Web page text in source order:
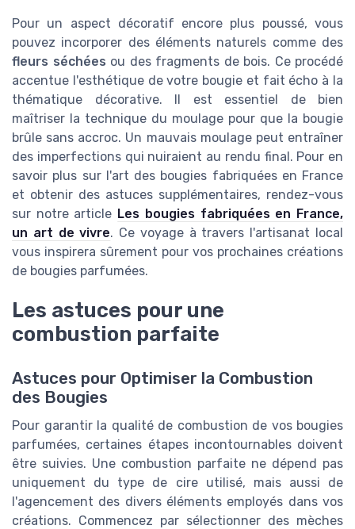
Pour un aspect décoratif encore plus poussé, vous
pouvez incorporer des éléments naturels comme des
fleurs séchées ou des fragments de bois. Ce procédé
accentue l'esthétique de votre bougie et fait écho à la
thématique décorative. Il est essentiel de bien
maîtriser la technique du moulage pour que la bougie
brûle sans accroc. Un mauvais moulage peut entraîner
des imperfections qui nuiraient au rendu final. Pour en
savoir plus sur l'art des bougies fabriquées en France
et obtenir des astuces supplémentaires, rendez-vous
sur notre article Les bougies fabriquées en France,
un art de vivre. Ce voyage à travers l'artisanat local
vous inspirera sûrement pour vos prochaines créations
de bougies parfumées.
Les astuces pour une
combustion parfaite
Astuces pour Optimiser la Combustion
des Bougies
Pour garantir la qualité de combustion de vos bougies
parfumées, certaines étapes incontournables doivent
être suivies. Une combustion parfaite ne dépend pas
uniquement du type de cire utilisé, mais aussi de
l'agencement des divers éléments employés dans vos
créations. Commencez par sélectionner des mèches